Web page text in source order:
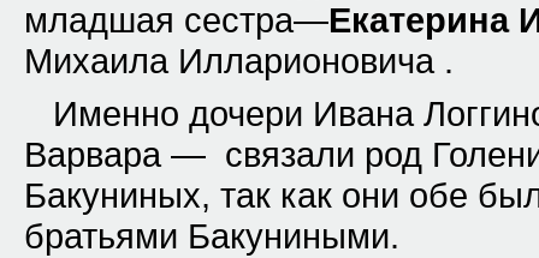
младшая сестра—Екатерина
Михаила Илларионовича .
Именно дочери Ивана
Варвара — связали род
Бакуниных, так как они обе
братьями Бакуниными.